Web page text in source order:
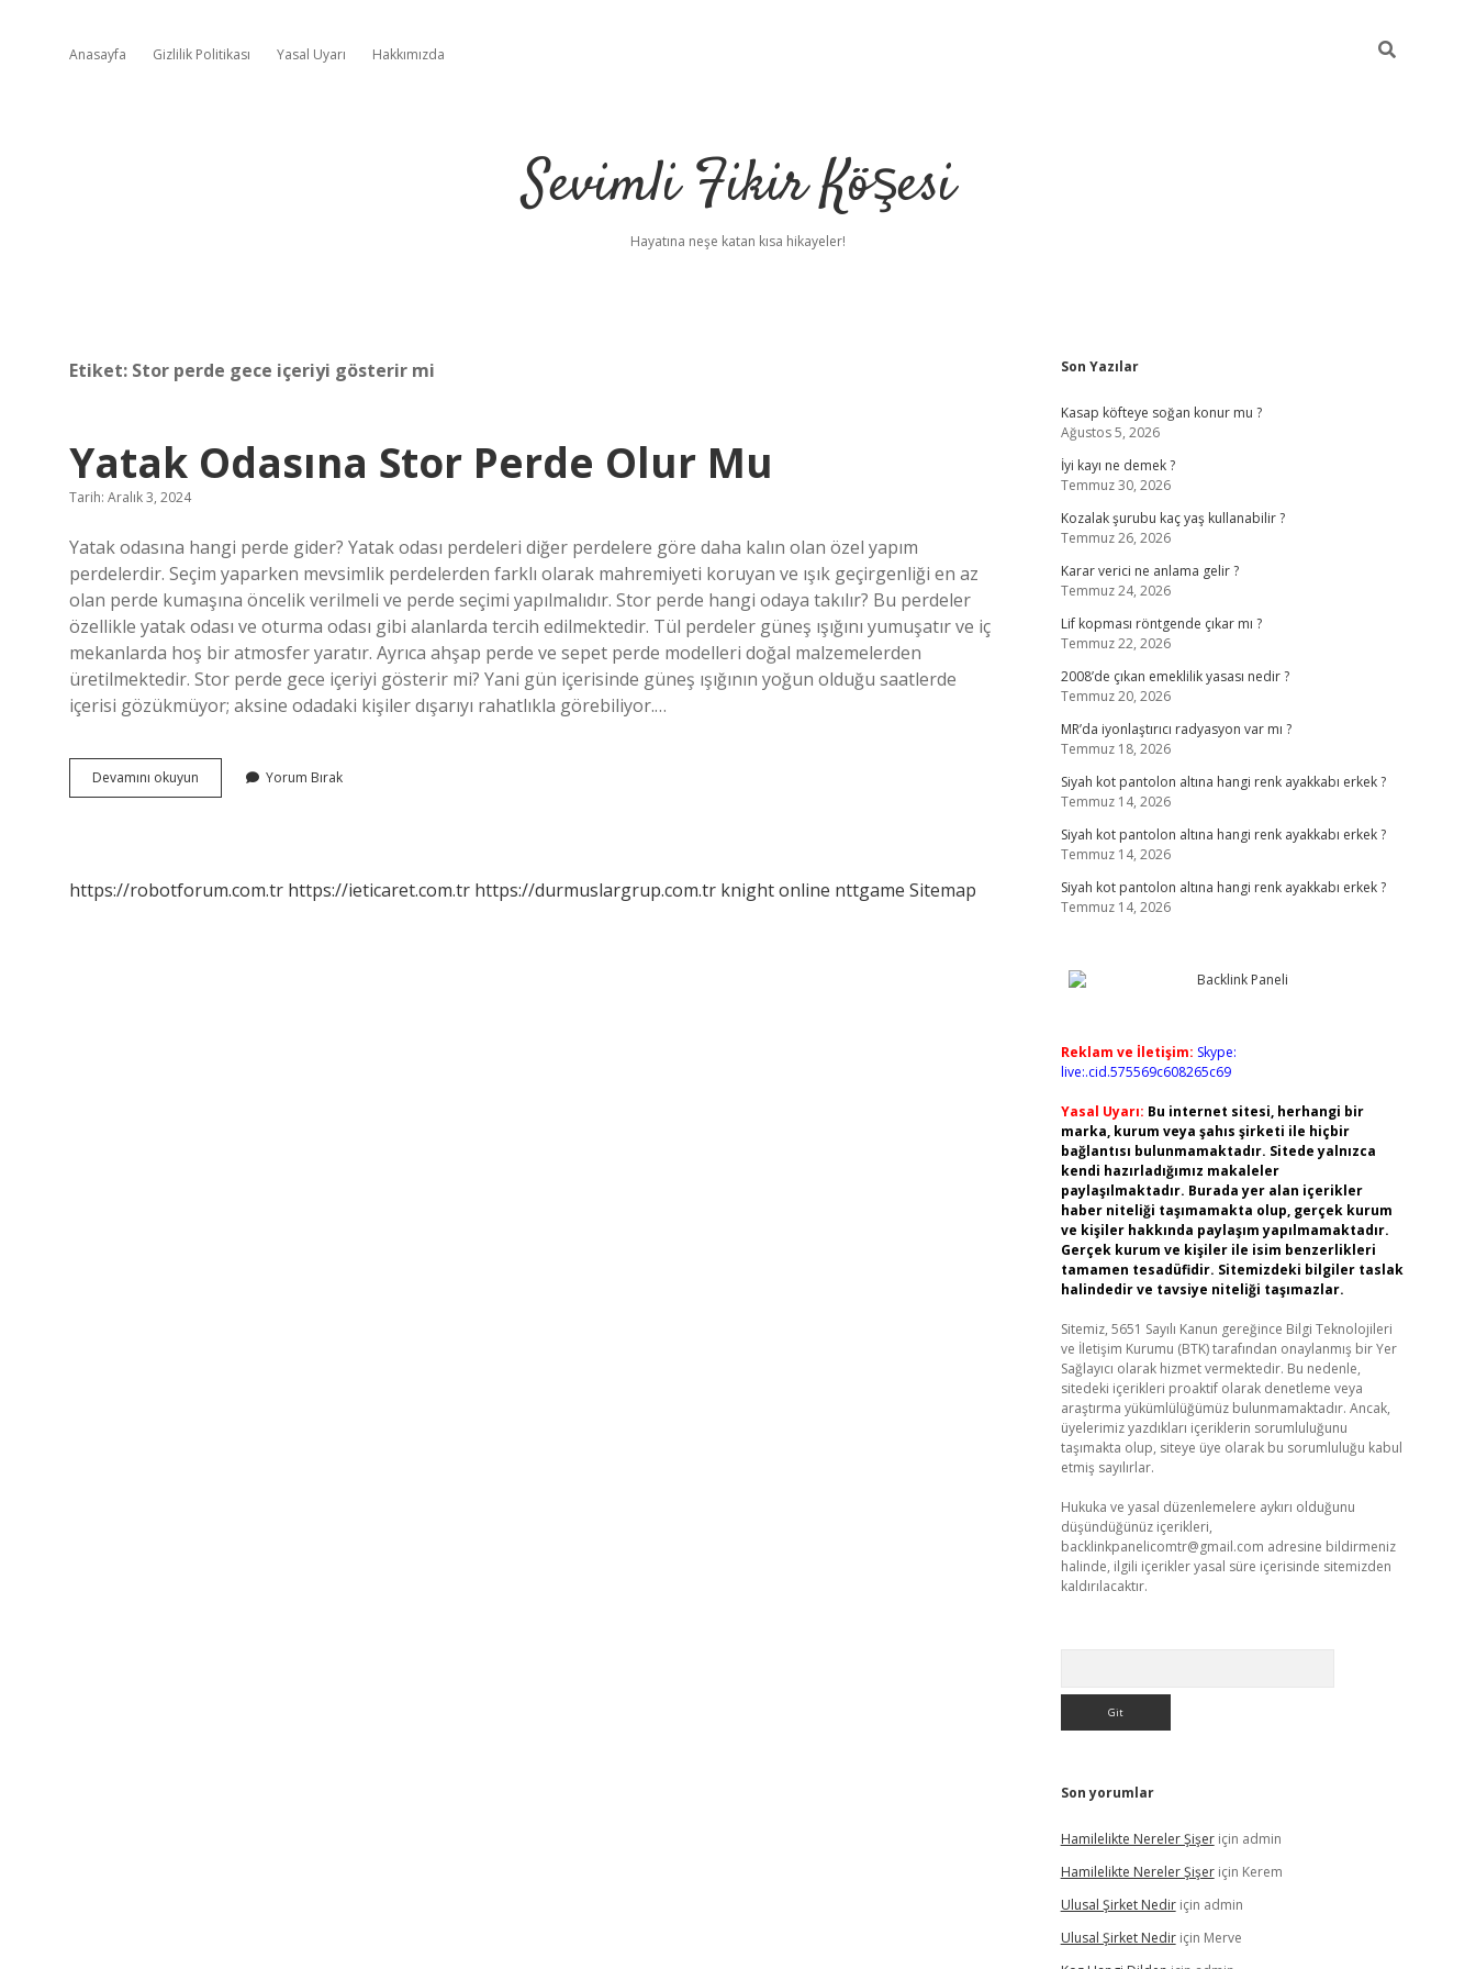
Anasayfa Gizlilik Politikası Yasal Uyarı Hakkımızda
Sevimli Fikir Köşesi
Hayatına neşe katan kısa hikayeler!
Etiket: Stor perde gece içeriyi gösterir mi
Yatak Odasına Stor Perde Olur Mu
Tarih: Aralık 3, 2024
Yatak odasına hangi perde gider? Yatak odası perdeleri diğer perdelere göre daha kalın olan özel yapım
perdelerdir. Seçim yaparken mevsimlik perdelerden farklı olarak mahremiyeti koruyan ve ışık geçirgenliği en az
olan perde kumaşına öncelik verilmeli ve perde seçimi yapılmalıdır. Stor perde hangi odaya takılır? Bu perdeler
özellikle yatak odası ve oturma odası gibi alanlarda tercih edilmektedir. Tül perdeler güneş ışığını yumuşatır ve iç
mekanlarda hoş bir atmosfer yaratır. Ayrıca ahşap perde ve sepet perde modelleri doğal malzemelerden
üretilmektedir. Stor perde gece içeriyi gösterir mi? Yani gün içerisinde güneş ışığının yoğun olduğu saatlerde
içerisi gözükmüyor; aksine odadaki kişiler dışarıyı rahatlıkla görebiliyor.…
Devamını okuyun
Odasına
Yorum Bırak
https://robotforum.com.tr https://ieticaret.com.tr https://durmuslargrup.com.tr knight online nttgame Sitemap
Sidebar
Son Yazılar
Kasap köfteye soğan konur mu ?
Ağustos 5, 2026
İyi kayı ne demek ?
Temmuz 30, 2026
Kozalak şurubu kaç yaş kullanabilir ?
Temmuz 26, 2026
Karar verici ne anlama gelir ?
Temmuz 24, 2026
Lif kopması röntgende çıkar mı ?
Temmuz 22, 2026
2008’de çıkan emeklilik yasası nedir ?
Temmuz 20, 2026
MR’da iyonlaştırıcı radyasyon var mı ?
Temmuz 18, 2026
Siyah kot pantolon altına hangi renk ayakkabı erkek ?
Temmuz 14, 2026
Siyah kot pantolon altına hangi renk ayakkabı erkek ?
Temmuz 14, 2026
Siyah kot pantolon altına hangi renk ayakkabı erkek ?
Temmuz 14, 2026
Reklam ve İletişim: Skype:
live:.cid.575569c608265c69
Yasal Uyarı: Bu internet sitesi, herhangi bir
marka, kurum veya şahıs şirketi ile hiçbir
bağlantısı bulunmamaktadır. Sitede yalnızca
kendi hazırladığımız makaleler
paylaşılmaktadır. Burada yer alan içerikler
haber niteliği taşımamakta olup, gerçek kurum
ve kişiler hakkında paylaşım yapılmamaktadır.
Gerçek kurum ve kişiler ile isim benzerlikleri
tamamen tesadüfidir. Sitemizdeki bilgiler taslak
halindedir ve tavsiye niteliği taşımazlar.
Sitemiz, 5651 Sayılı Kanun gereğince Bilgi Teknolojileri
ve İletişim Kurumu (BTK) tarafından onaylanmış bir Yer
Sağlayıcı olarak hizmet vermektedir. Bu nedenle,
sitedeki içerikleri proaktif olarak denetleme veya
araştırma yükümlülüğümüz bulunmamaktadır. Ancak,
üyelerimiz yazdıkları içeriklerin sorumluluğunu
taşımakta olup, siteye üye olarak bu sorumluluğu kabul
etmiş sayılırlar.
Hukuka ve yasal düzenlemelere aykırı olduğunu
düşündüğünüz içerikleri,
backlinkpanelicomtr@gmail.com adresine bildirmeniz
halinde, ilgili içerikler yasal süre içerisinde sitemizden
kaldırılacaktır.
Son yorumlar
Hamilelikte Nereler Şişeriçin admin
Hamilelikte Nereler Şişeriçin Kerem
Ulusal Şirket Nediriçin admin
Ulusal Şirket Nediriçin Merve